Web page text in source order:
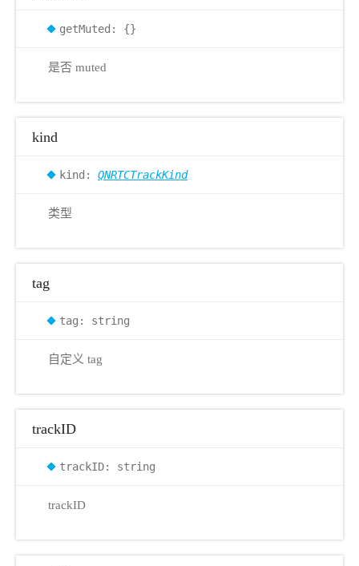
getMuted: {}
是否 muted
kind
kind: QNRTCTrackKind
类型
tag
tag: string
自定义 tag
trackID
trackID: string
trackID